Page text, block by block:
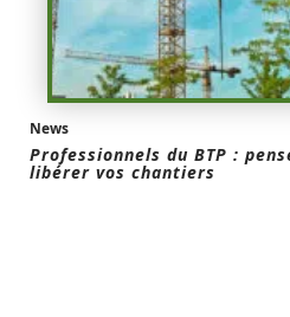
News
Professionnels du BTP :
libérer vos chantiers